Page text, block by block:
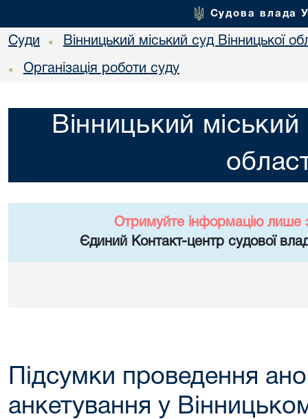
Судова влада
Суди • Вінницький міський суд Вінницької
• Організація роботи суду
Вінницький міський
Отримуйте інформацію лише
Єдиний Контакт-центр судової
Підсумки проведення
анкетування у